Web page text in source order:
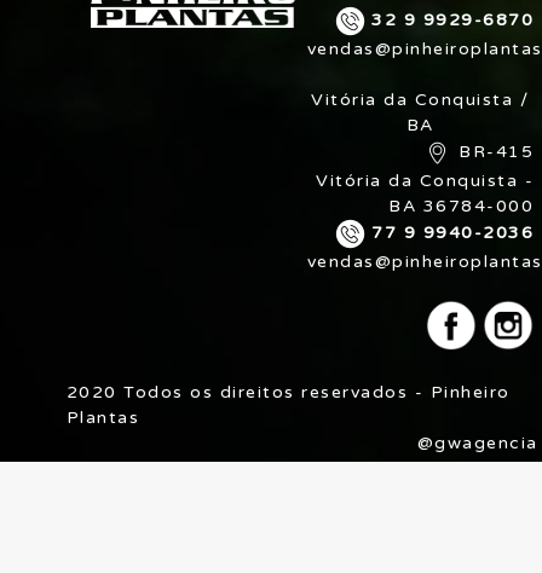
32 9 9929-6870
Vitória da Conquista /
BA
BR-415
Vitória da Conquista -
BA 36784-000
77 9 9940-2036
2020 Todos os direitos reservados - Pinheiro
Plantas
@gwagencia